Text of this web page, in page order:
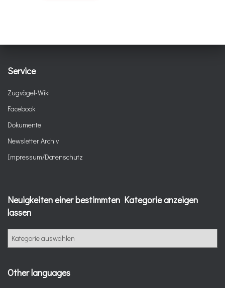
Service
Zugvögel-Wiki
Facebook
Dokumente
Newsletter Archiv
Impressum/Datenschutz
Neuigkeiten einer bestimmten Kategorie anzeigen
lassen
Other languages